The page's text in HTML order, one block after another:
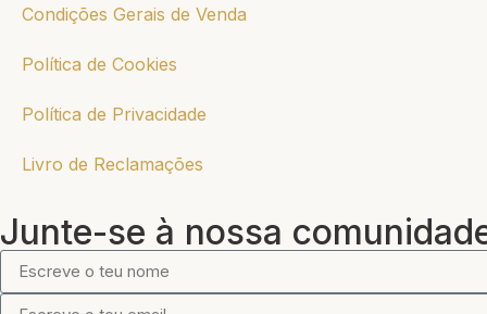
Condições Gerais de Venda
Política de Cookies
Política de Privacidade
Livro de Reclamações
Junte-se à nossa